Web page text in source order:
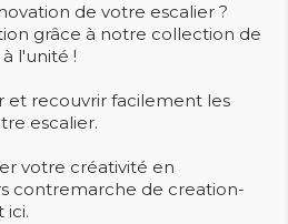
de votre escalier ?
grâce à notre collection de
l'unité !
et recouvrir facilement les
escalier.
votre créativité en
contremarche de creation-
ici.